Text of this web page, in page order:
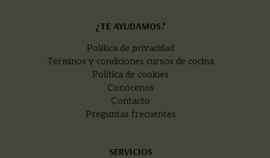
¿TE AYUDAMOS?
Política de privacidad
Términos y condiciones cursos de cocina
Política de cookies
Conócenos
Contacto
Preguntas frecuentes
SERVICIOS